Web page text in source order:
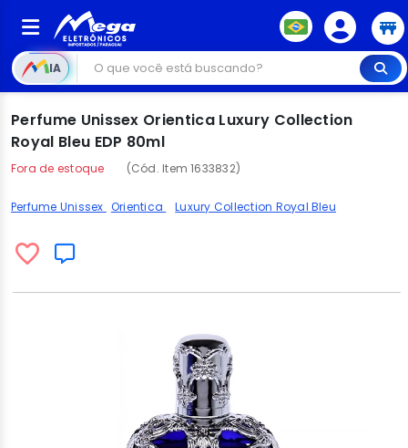
IA
Perfume Unissex Orientica Luxury Collection
Royal Bleu EDP 80ml
Fora de estoque (Cód. Item 1633832)
Perfume Unissex Orientica Luxury Collection Royal Bleu